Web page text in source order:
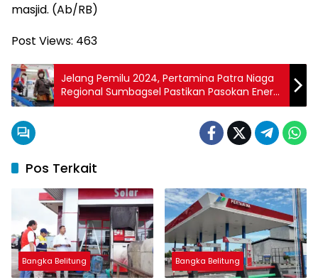
masjid. (Ab/RB)
Post Views: 463
Jelang Pemilu 2024, Pertamina Patra Niaga
Regional Sumbagsel Pastikan Pasokan Energi
Bagi Masyarakat Terpenuhi
Pos Terkait
Bangka Belitung Bangka Belitung